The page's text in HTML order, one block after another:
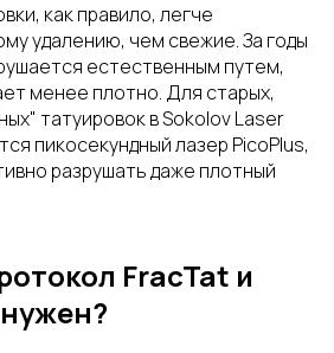
как правило, легче
удалению, чем свежие. За годы
естественным путем,
менее плотно. Для старых,
татуировок в Sokolov Laser
пикосекундный лазер PicoPlus,
разрушать даже плотный
FracTat и